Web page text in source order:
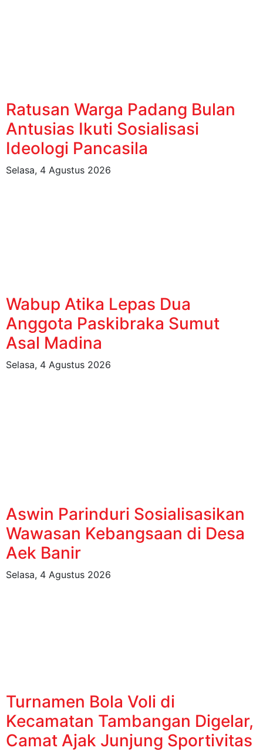
Ratusan Warga Padang Bulan
Antusias Ikuti Sosialisasi
Ideologi Pancasila
Selasa, 4 Agustus 2026
Wabup Atika Lepas Dua
Anggota Paskibraka Sumut
Asal Madina
Selasa, 4 Agustus 2026
Aswin Parinduri Sosialisasikan
Wawasan Kebangsaan di Desa
Aek Banir
Selasa, 4 Agustus 2026
Turnamen Bola Voli di
Kecamatan Tambangan Digelar,
Camat Ajak Junjung Sportivitas